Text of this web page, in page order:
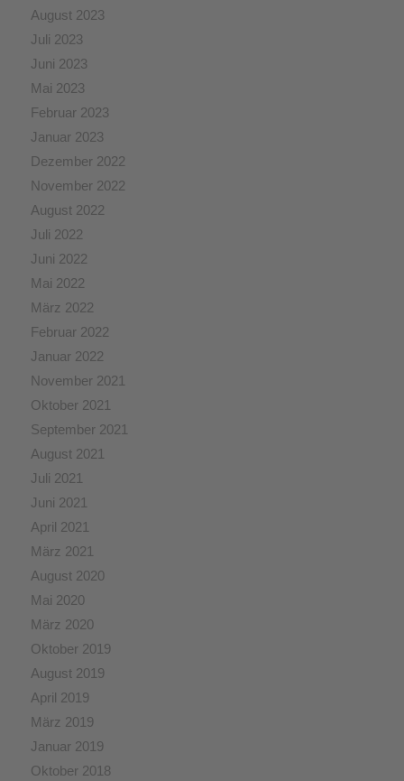
August 2023
Juli 2023
Juni 2023
Mai 2023
Februar 2023
Januar 2023
Dezember 2022
November 2022
August 2022
Juli 2022
Juni 2022
Mai 2022
März 2022
Februar 2022
Januar 2022
November 2021
Oktober 2021
September 2021
August 2021
Juli 2021
Juni 2021
April 2021
März 2021
August 2020
Mai 2020
März 2020
Oktober 2019
August 2019
April 2019
März 2019
Januar 2019
Oktober 2018